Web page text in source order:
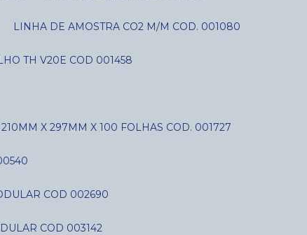
LINHA DE AMOSTRA CO2 M/M COD. 001080
TH V20E COD 001458
210MM X 297MM X 100 FOLHAS COD. 001727
COD 002690
COD 003142